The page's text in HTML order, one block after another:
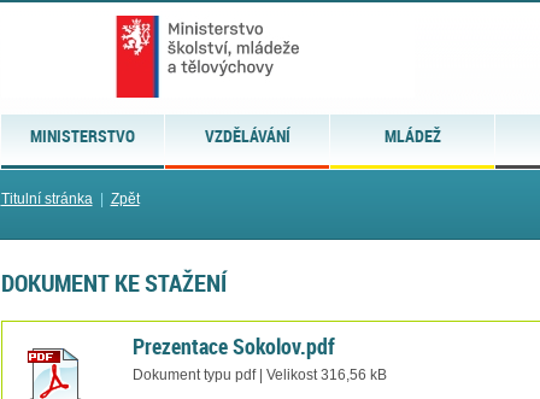
MINISTERSTVO VZDĚLÁVÁNÍ MLÁDEŽ
Titulní stránka| Zpět
DOKUMENT KE STAŽENÍ
Prezentace Sokolov.pdf
Dokument typu pdf | Velikost 316,56 kB